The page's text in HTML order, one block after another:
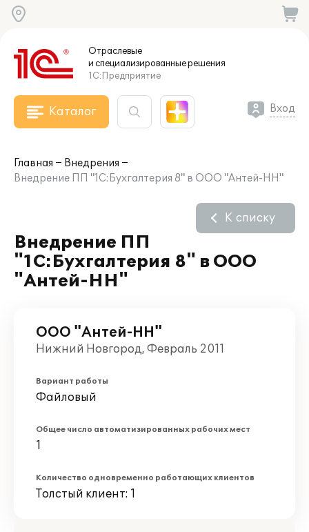
Отраслевые
и специализированныерешения
1С:Предприятие
Каталог Вход
Главная
Внедрения
Внедрение ПП "1С:Бухгалтерия 8" в ООО "Антей-НН"
Внедрение ПП
"1С:Бухгалтерия 8" в ООО
"Антей-НН"
К списку
ООО "Антей-НН"
Нижний Новгород, Февраль 2011
Вариант работы
Файловый
Общее число автоматизированных рабочих мест
1
Количество одновременно работающих клиентов
Толстый клиент: 1